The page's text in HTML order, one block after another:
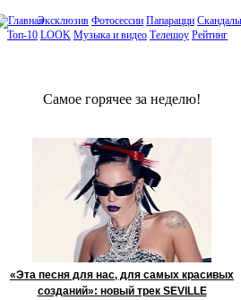
Эксклюзив Фотосессии Папарацци Скандалы
Топ-10 LOOK Музыка и видео Телешоу Рейтинг
Сaмое гoрячее за неделю!
«Эта песня для нас, для самых красивых
созданий»: новый трек SEVILLE